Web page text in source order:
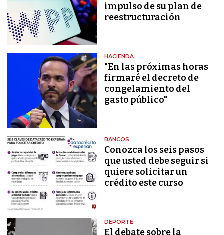
impulso de su plan de
reestructuración
HACIENDA
"En las próximas horas
firmaré el decreto de
congelamiento del
gasto público"
BANCOS
Conozca los seis pasos
que usted debe seguir si
quiere solicitar un
crédito este curso
DEPORTE
El debate sobre la